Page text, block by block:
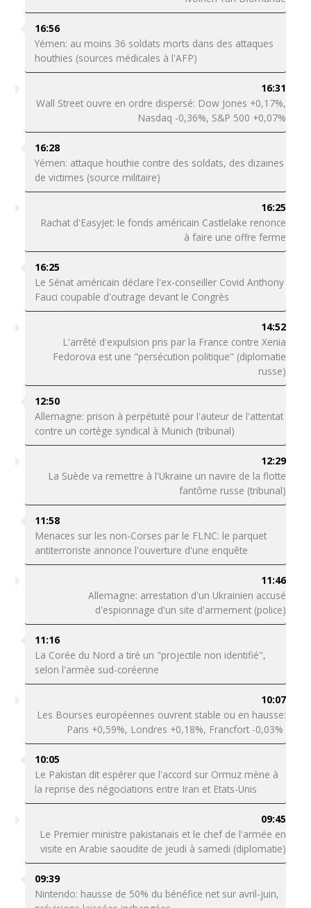
16:56
Yémen: au moins 36 soldats morts dans des attaques
houthies (sources médicales à l'AFP)
16:31
Wall Street ouvre en ordre dispersé: Dow Jones +0,17%,
Nasdaq -0,36%, S&P 500 +0,07%
16:28
Yémen: attaque houthie contre des soldats, des dizaines
de victimes (source militaire)
16:25
Rachat d'EasyJet: le fonds américain Castlelake renonce
à faire une offre ferme
16:25
Le Sénat américain déclare l'ex-conseiller Covid Anthony
Fauci coupable d'outrage devant le Congrès
14:52
L'arrêté d'expulsion pris par la France contre Xenia
Fedorova est une "persécution politique" (diplomatie
russe)
12:50
Allemagne: prison à perpétuité pour l'auteur de l'attentat
contre un cortège syndical à Munich (tribunal)
12:29
La Suède va remettre à l'Ukraine un navire de la flotte
fantôme russe (tribunal)
11:58
Menaces sur les non-Corses par le FLNC: le parquet
antiterroriste annonce l'ouverture d'une enquête
11:46
Allemagne: arrestation d'un Ukrainien accusé
d'espionnage d'un site d'armement (police)
11:16
La Corée du Nord a tiré un "projectile non identifié",
selon l'armée sud-coréenne
10:07
Les Bourses européennes ouvrent stable ou en hausse:
Paris +0,59%, Londres +0,18%, Francfort -0,03%
10:05
Le Pakistan dit espérer que l'accord sur Ormuz mène à
la reprise des négociations entre Iran et Etats-Unis
09:45
Le Premier ministre pakistanais et le chef de l'armée en
visite en Arabie saoudite de jeudi à samedi (diplomatie)
09:39
Nintendo: hausse de 50% du bénéfice net sur avril-juin,